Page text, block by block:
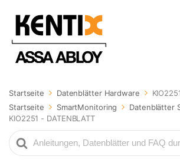
Startseite Datenblätter Hardware
Startseite
SmartMonitoring
Datenblätter
KIO2251 - DATENBLATT
Suche
nach